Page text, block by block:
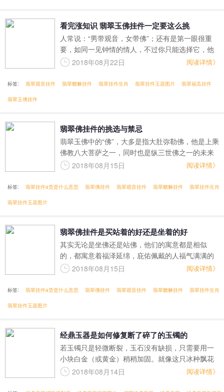
看完涨知识 翡翠玉佛挂件一定要这么挑
人常说：“男带观音，女带佛”；还有是第一眼很重
要，如同一见钟情的情人，不过你只能选择它，他
没有权利选择你，买翡翠主要是买喜欢，别人给你
私密的宝贝，自己选择的宝贝，才真正属于自己！
2018年08月22日 阅读详情》
标签: 翡翠观音挂件 翡翠貔貅挂件 翡翠挂件生肖 翡翠挂件玉器图片 翡翠福瓜挂件
翡翠玉佛挂件
翡翠佛挂件的挑选与禁忌
翡翠玉佛中的“佛”，大多是指大肚弥勒佛，他是上乘
佛教八大菩萨之一，同时也是纵三世佛之一的未来
佛。弥勒佛耳垂肥厚、笑口常开，给人慈眉善目的
笑，笑世上可笑之人”，弥勒佛玉佩十分适合女子佩
2018年08月15日 阅读详情》
标签: 翡翠挂件a货是什么意思 翡翠佛挂件 翡翠观音挂件 翡翠貔貅挂件 翡翠挂件生肖
翡翠挂件玉器图片
翡翠佛挂件是买站着的好还是坐着的好
其实无论是坐佛还是站佛，他们的寓意都是相似
的，都寓意着福泽延绵，庇佑佩戴的人福气满满的
同时能够豁达乐观。
2018年08月15日 阅读详情》
标签: 翡翠挂件a货是什么意思 翡翠佛挂件 翡翠观音挂件 翡翠貔貅挂件 翡翠挂件生肖
翡翠挂件玉器图片
经鼎玉器是如何修复断了碎了的玉镯的
若玉镯只是轻微断裂，玉石没有缺损，只需要用一
小块白金（或黄金）稍稍加固。就像这只冰种飘花
翡翠玉镯，玉镯断成N节，用小巧的包金，以免过于
2018年08月14日 阅读详情》